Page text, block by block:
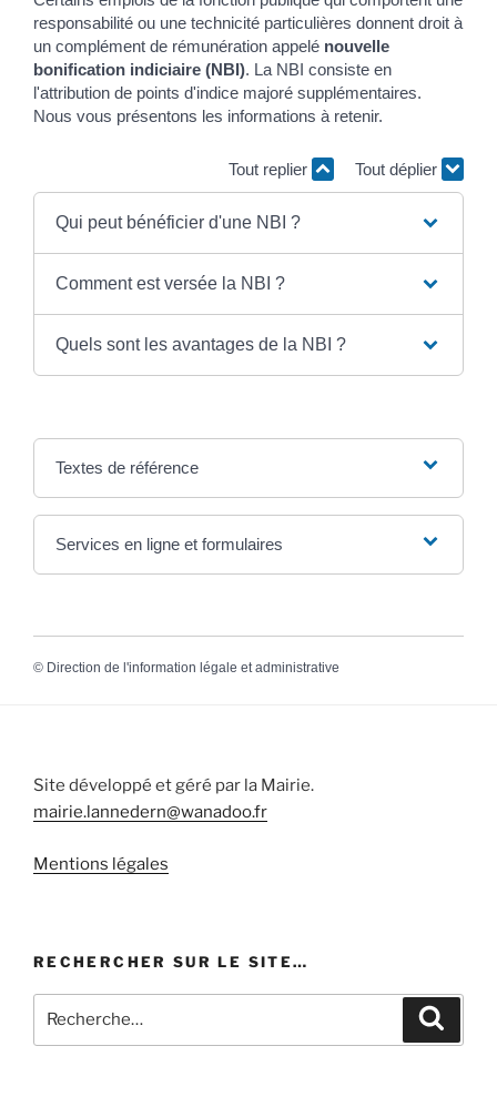
responsabilité ou une technicité particulières donnent droit à
un complément de rémunération appelé nouvelle
bonification indiciaire (NBI). La NBI consiste en
l'attribution de points d'indice majoré supplémentaires.
Nous vous présentons les informations à retenir.
Tout replier Tout déplier
Qui peut bénéficier d'une NBI ?
Comment est versée la NBI ?
Quels sont les avantages de la NBI ?
Textes de référence
Services en ligne et formulaires
© Direction de l'information légale et administrative
Site développé et géré par la Mairie.
mairie.lannedern@wanadoo.fr
Mentions légales
RECHERCHER SUR LE SITE…
pour